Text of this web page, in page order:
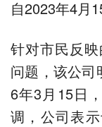
自2023年4月
针对市民反
问题，该公司
6年3月15日
调，公司表